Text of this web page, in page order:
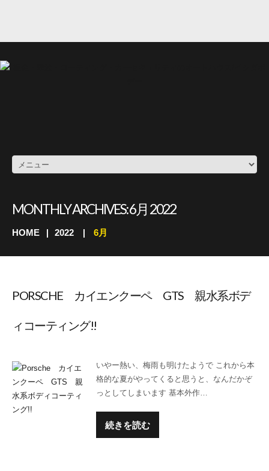
MONTHLY ARCHIVES:6月 2022
HOME 2022 6月
PORSCHE カイエンクーペ GTS 親水系ボデ
ィコーティング!!
いやー熱い、梅雨も明けたようで これから本
格的な夏がやってくると思うと、なんだかぞ
っとしてしまいます 基本外作…
続きを読む